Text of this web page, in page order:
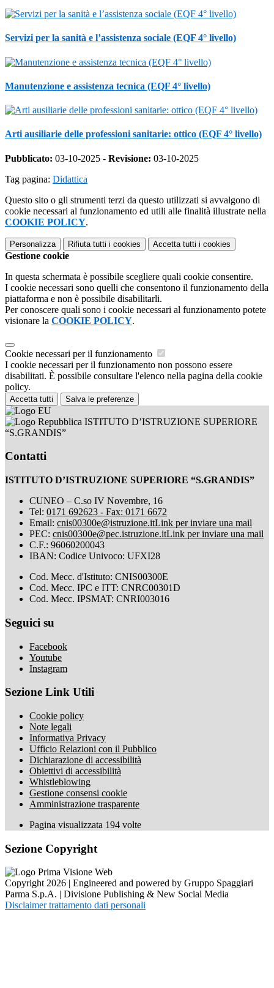
Servizi per la sanità e l’assistenza sociale (EQF 4° livello)
Manutenzione e assistenza tecnica (EQF 4° livello)
Arti ausiliarie delle professioni sanitarie: ottico (EQF 4° livello)
Pubblicato: 03-10-2025 - Revisione: 03-10-2025
Tag pagina: Didattica
Questo sito o gli strumenti terzi da questo utilizzati si avvalgono di
cookie necessari al funzionamento ed utili alle finalità illustrate nella
COOKIE POLICY.
Personalizza Rifiuta tutti i cookies Accetta tutti i cookies
Gestione cookie
In questa schermata è possibile scegliere quali cookie consentire.
I cookie necessari sono quelli che consentono il funzionamento della
piattaforma e non è possibile disabilitarli.
Per conoscere quali sono i cookie necessari al funzionamento potete
visionare la COOKIE POLICY.
Cookie necessari per il funzionamento
I cookie necessari per il funzionamento non possono essere
disabilitati. È possibile consultare l'elenco nella pagina della cookie
policy.
Accetta tutti Salva le preferenze
ISTITUTO D’ISTRUZIONE SUPERIORE
“S.GRANDIS”
Contatti
ISTITUTO D’ISTRUZIONE SUPERIORE “S.GRANDIS”
CUNEO – C.so IV Novembre, 16
Tel: 0171 692623 - Fax: 0171 6672
Email: cnis00300e@istruzione.itLink per inviare una mail
PEC: cnis00300e@pec.istruzione.itLink per inviare una mail
C.F.: 96060200043
IBAN: Codice Univoco: UFXI28
Cod. Mecc. d'Istituto: CNIS00300E
Cod. Mecc. IPC e ITT: CNRC00301D
Cod. Mecc. IPSMAT: CNRI003016
Seguici su
Facebook
Youtube
Instagram
Sezione Link Utili
Cookie policy
Note legali
Informativa Privacy
Ufficio Relazioni con il Pubblico
Dichiarazione di accessibilità
Obiettivi di accessibilità
Whistleblowing
Gestione consensi cookie
Amministrazione trasparente
Pagina visualizzata 194 volte
Sezione Copyright
Copyright 2026 | Engineered and powered by Gruppo Spaggiari
Parma S.p.A. | Divisione Publishing & New Social Media
Disclaimer trattamento dati personali